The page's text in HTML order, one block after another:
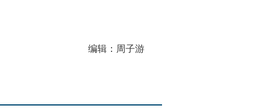
编辑：周子游